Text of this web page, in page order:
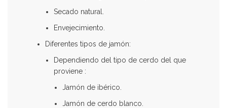
Secado natural.
Envejecimiento.
Diferentes tipos de jamón:
Dependiendo del tipo de cerdo del que
proviene :
Jamón de ibérico.
Jamón de cerdo blanco.